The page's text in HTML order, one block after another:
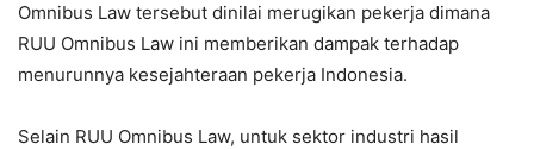
Omnibus Law tersebut dinilai merugikan pekerja dimana
RUU Omnibus Law ini memberikan dampak terhadap
menurunnya kesejahteraan pekerja Indonesia.
Selain RUU Omnibus Law, untuk sektor industri hasil